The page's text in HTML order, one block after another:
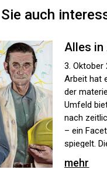
auch
Alles in
3. Oktober
Arbeit hat
der
Umfeld
nach
– ein
spiegelt.
zu
mehr